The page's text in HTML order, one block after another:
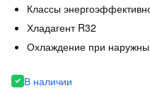
Классы
Хладагент R32
Охлаждение при
В наличии